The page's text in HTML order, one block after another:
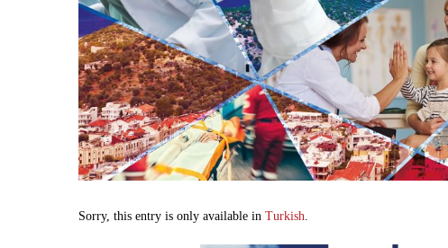
Sorry, this entry is only available in Turkish